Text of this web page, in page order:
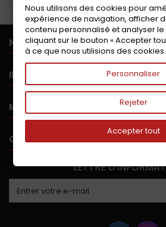
NOTRE OFFRE
INFORMATIONS
MON COMPTE
CONTACTEZ-NOUS
LETTRE
Nous utilisons des cookies pour
expérience de navigation, afficher
contenu personnalisé et analyser le
cliquant sur le bouton « Accepter
à ce que nous utilisions des cookies.
Personnaliser
Rejeter
Accepter tout